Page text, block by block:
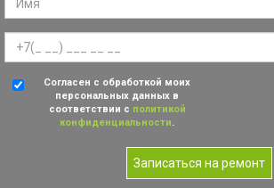
Согласен с обработкой моих
персональных данных в
соответствии с политикой
конфиденциальности.
Записаться на ремонт